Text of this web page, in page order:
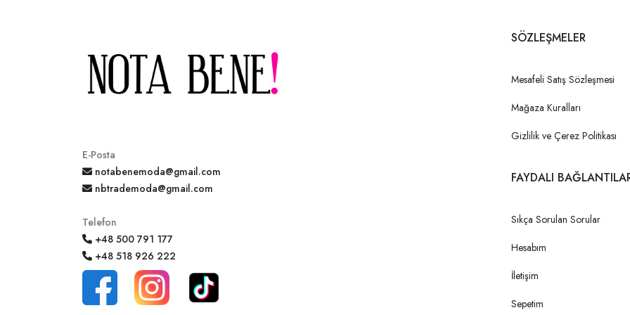
E-Posta
notabenemoda@gmail.com
nbtrademoda@gmail.com
Telefon
+48 500 791 177
+48 518 926 222
SÖZLEŞMELER
Mesafeli Satış Sözleşmesi
Mağaza Kuralları
Gizlilik ve Çerez Politikası
FAYDALI
Sıkça Sorulan Sorular
Hesabım
İletişim
Sepetim